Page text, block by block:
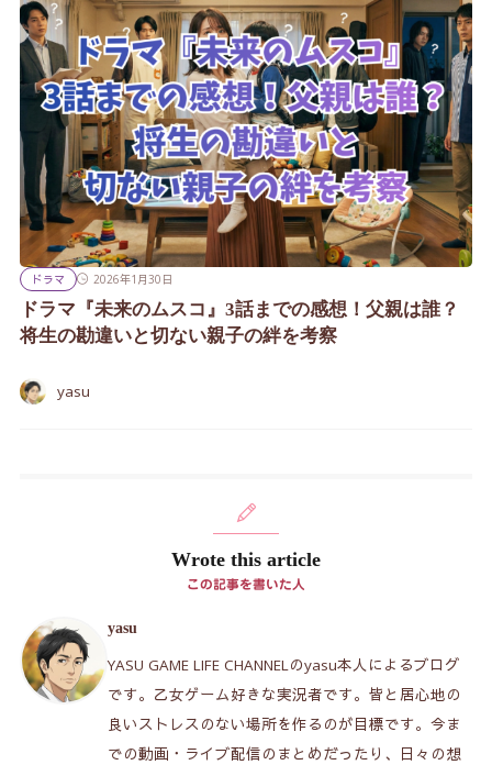
ドラマ 2026年1月30日
ドラマ『未来のムスコ』3話までの感想！父親は誰？
将生の勘違いと切ない親子の絆を考察
yasu
Wrote this article
この記事を書いた人
yasu
YASU GAME LIFE CHANNELのyasu本人によるブログ
です。乙女ゲーム好きな実況者です。皆と居心地の
良いストレスのない場所を作るのが目標です。今ま
での動画・ライブ配信のまとめだったり、日々の想